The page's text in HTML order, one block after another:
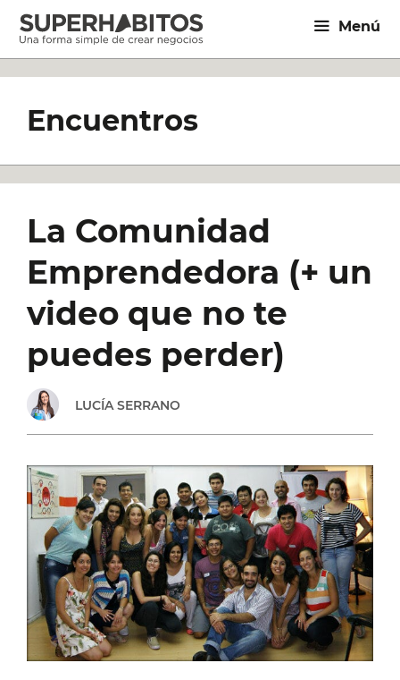
Saltar
contenido
Menú
Encuentros
La Comunidad
Emprendedora (+ un
video que no te
puedes perder)
LUCÍA SERRANO